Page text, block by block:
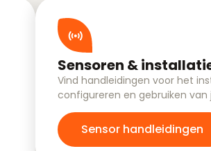
Sensoren &
Vind handleidingen voor het
configureren en gebruiken van
Sensor handleidingen